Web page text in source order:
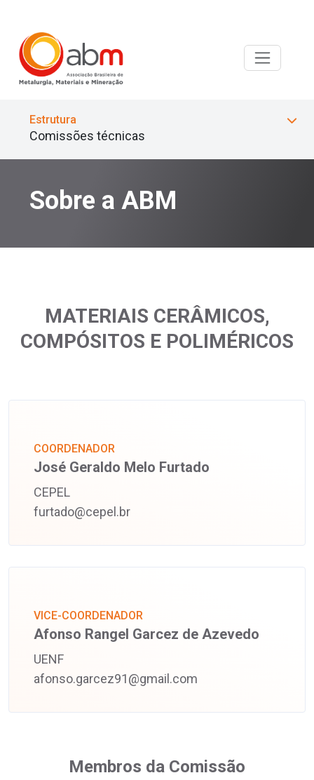
Estrutura
Comissões técnicas
Sobre a ABM
MATERIAIS CERÂMICOS,
COMPÓSITOS E POLIMÉRICOS
VICE-COORDENADOR
Afonso Rangel Garcez de Azevedo
UENF
afonso.garcez91@gmail.com
COORDENADOR
José Geraldo Melo Furtado
CEPEL
furtado@cepel.br
Membros da Comissão